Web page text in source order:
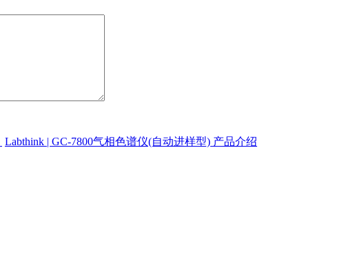
Labthink | GC-7800气相色谱仪(自动进样型) 产品介绍